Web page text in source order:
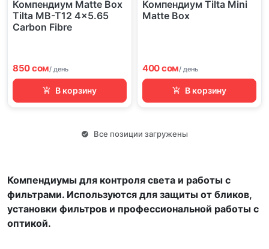
Компендиум Matte Box
Tilta MB-T12 4x5.65
Carbon Fibre
850 сом/ день
В корзину
Компендиум Tilta Mini
Matte Box
400 сом/ день
В корзину
Все позиции загружены
Компендиумы для контроля света и работы с
фильтрами. Используются для защиты от бликов,
установки фильтров и профессиональной работы с
оптикой.